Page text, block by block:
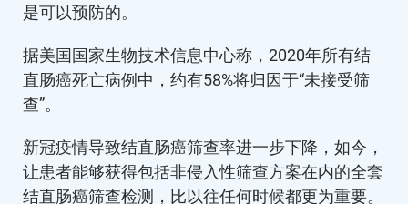
是可以预防的。
据美国国家生物技术信息中心称，2020年所有结
直肠癌死亡病例中，约有58%将归因于“未接受筛
查”。
新冠疫情导致结直肠癌筛查率进一步下降，如今，
让患者能够获得包括非侵入性筛查方案在内的全套
结直肠癌筛查检测，比以往任何时候都更为重要。